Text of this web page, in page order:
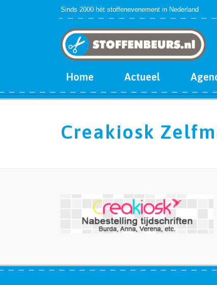
Sinds 2000 hèt stoffenevenement in Nederland
Home Actueel
Creakiosk